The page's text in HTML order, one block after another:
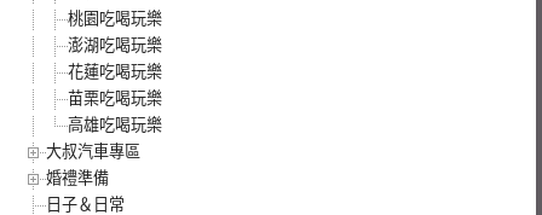
桃園吃喝玩樂
澎湖吃喝玩樂
花蓮吃喝玩樂
苗栗吃喝玩樂
高雄吃喝玩樂
大叔汽車專區
婚禮準備
日子＆日常